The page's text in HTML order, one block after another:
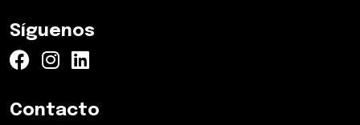
Síguenos
Contacto